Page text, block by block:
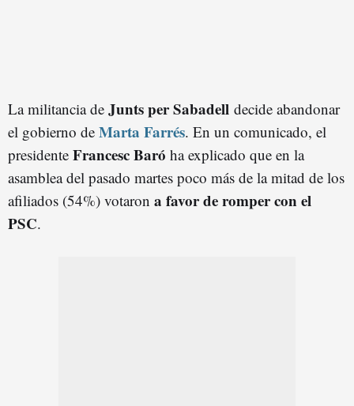
La militancia de Junts per Sabadell decide abandonar
el gobierno de Marta Farrés. En un comunicado, el
presidente Francesc Baró ha explicado que en la
asamblea del pasado martes poco más de la mitad de los
afiliados (54%) votaron a favor de romper con el
PSC.